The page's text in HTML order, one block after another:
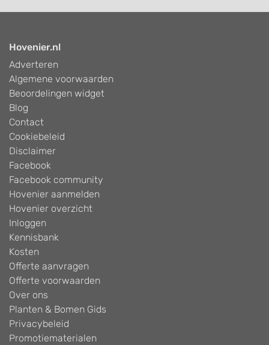
Hovenier.nl
Adverteren
Algemene voorwaarden
Beoordelingen widget
Blog
Contact
Cookiebeleid
Disclaimer
Facebook
Facebook community
Hovenier aanmelden
Hovenier overzicht
Inloggen
Kennisbank
Kosten
Offerte aanvragen
Offerte voorwaarden
Over ons
Planten & Bomen Gids
Privacybeleid
Promotiematerialen